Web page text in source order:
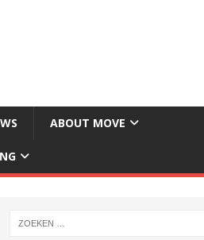
ABOUT MOVE